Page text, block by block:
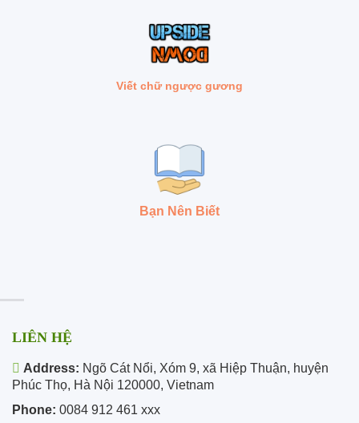
Viết chữ ngược gương
Bạn Nên Biết
LIÊN HỆ
Address: Ngõ Cát Nổi, Xóm 9, xã Hiệp Thuận, huyện
Phúc Thọ, Hà Nội 120000, Vietnam
Phone: 0084 912 461 xxx